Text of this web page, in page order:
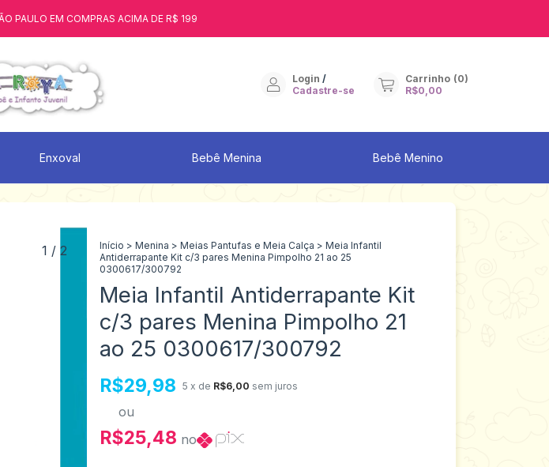
PAULO EM COMPRAS ACIMA DE R$ 199
Login /
Cadastre-se
Carrinho (0)
R$0,00
Enxoval Bebê Menina Bebê Menino
1 / 2 Início > Menina > Meias Pantufas e Meia Calça > Meia Infantil
Antiderrapante Kit c/3 pares Menina Pimpolho 21 ao 25
0300617/300792
Meia Infantil Antiderrapante Kit
c/3 pares Menina Pimpolho 21
ao 25 0300617/300792
R$29,98 5 x de R$6,00 sem juros
ou
R$25,48 no